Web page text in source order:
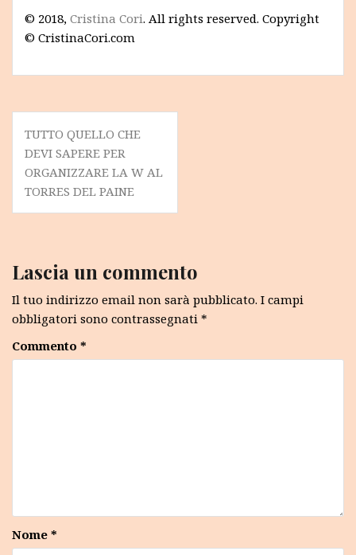
© 2018, Cristina Cori. All rights reserved. Copyright
© CristinaCori.com
Navigazione
articoli
TUTTO QUELLO CHE
DEVI SAPERE PER
ORGANIZZARE LA W AL
TORRES DEL PAINE
Lascia un commento
Il tuo indirizzo email non sarà pubblicato. I campi
obbligatori sono contrassegnati *
Commento *
Nome *